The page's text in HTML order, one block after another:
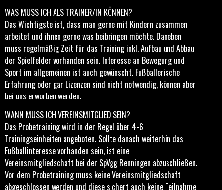
WAS MUSS ICH ALS TRAINER/IN KÖNNEN?
Das Wichtigste ist, dass man gerne mit Kindern zusammen
arbeitet und ihnen gerne was beibringen möchte. Daneben
muss regelmäßig Zeit für das Training inkl. Aufbau und Abbau
der Spielfelder vorhanden sein. Interesse an Bewegung und
Sport im allgemeinen ist auch gewünscht. Fußballerische
Erfahrung oder gar Lizenzen sind nicht notwendig, können aber
bei uns erworben werden.
WANN MUSS ICH VEREINSMITGLIED SEIN?
Das Probetraining wird in der Regel über 4-6
Trainingseinheiten angeboten. Sollte danach weiterhin das
Fußballinteresse vorhanden sein, ist eine
Vereinsmitgliedschaft bei der SpVgg Renningen abzuschließen.
Vor dem Probetraining muss keine Vereinsmitgliedschaft
abgeschlossen werden und diese sichert auch keine Teilnahme